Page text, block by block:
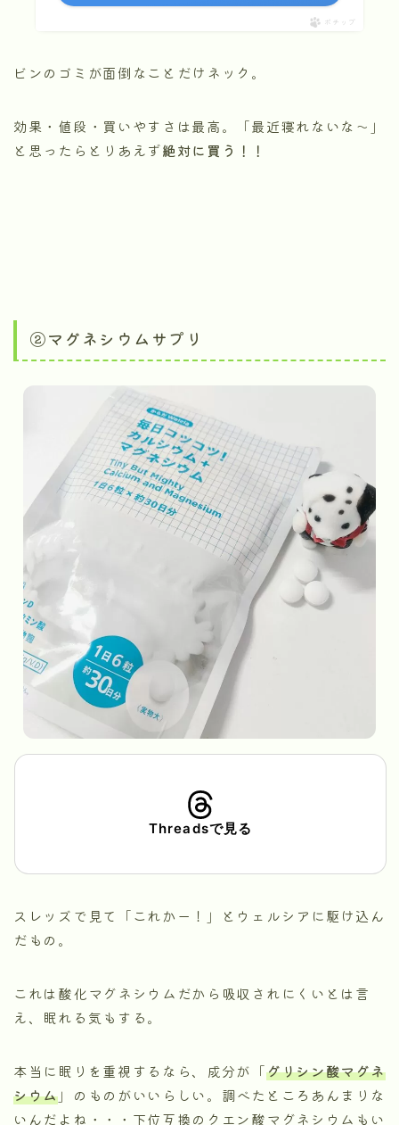
ポチップ
ビンのゴミが面倒なことだけネック。
効果・値段・買いやすさは最高。「最近寝れないな～」
と思ったらとりあえず絶対に買う！！
②マグネシウムサプリ
Threadsで見る
スレッズで見て「これかー！」とウェルシアに駆け込ん
だもの。
これは酸化マグネシウムだから吸収されにくいとは言
え、眠れる気もする。
本当に眠りを重視するなら、成分が「グリシン酸マグネ
シウム」のものがいいらしい。調べたところあんまりな
いんだよね・・・下位互換のクエン酸マグネシウムもい